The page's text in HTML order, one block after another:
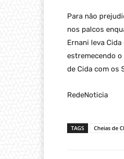
Para não
nos palcos
Ernani leva
estremecendo
de Cida com os
RedeNoticia
TAGS Cheias de